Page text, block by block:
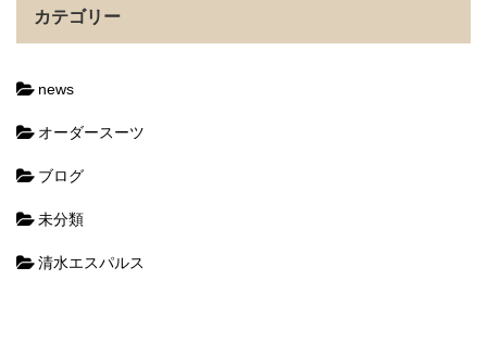
カテゴリー
news
オーダースーツ
ブログ
未分類
清水エスパルス